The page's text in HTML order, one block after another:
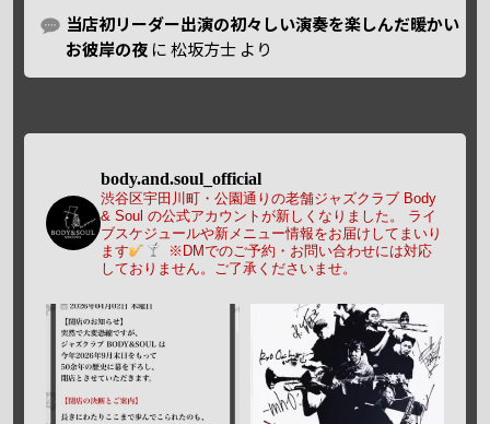
当店初リーダー出演の初々しい演奏を楽しんだ暖かい
お彼岸の夜 に松坂方士 より
body.and.soul_official
渋谷区宇田川町・公園通りの老舗ジャズクラブ Body
& Soul の公式アカウントが新しくなりました。
ライ
ブスケジュールや新メニュー情報をお届けしてまいり
ます
※DMでのご予約・お問い合わせには対応
しておりません。ご了承くださいませ。